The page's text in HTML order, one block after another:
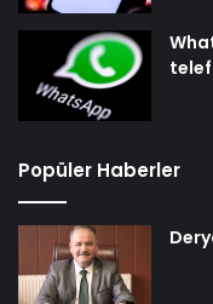
Popüler Haberler